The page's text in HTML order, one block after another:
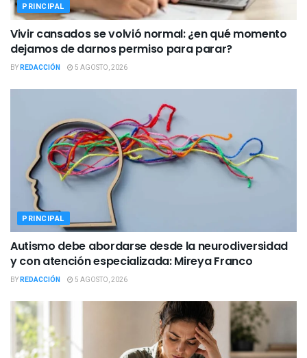
PRINCIPAL
Vivir cansados se volvió normal: ¿en qué momento
dejamos de darnos permiso para parar?
BYREDACCIÓN 5 AGOSTO, 2026
PRINCIPAL
Autismo debe abordarse desde la neurodiversidad
y con atención especializada: Mireya Franco
BYREDACCIÓN 5 AGOSTO, 2026